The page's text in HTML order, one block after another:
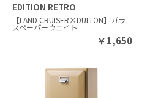
EDITION RETRO
【LAND CRUISER×DULTON】ガラ
スペーパーウェイト
￥1,650